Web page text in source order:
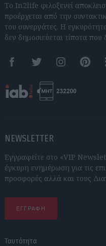
Το In2life φιλοξενεί
προέρχεται από την
του συνεργάτες. Η
δεν δημοσιεύεται τίποτα που
FacebookTwitter Instagram
NEWSLETTER
Εγγραφείτε στο «VIP
έγκυρη ενημέρωση για τις
προσφορές αλλά και τους
ΕΓΓΡΑΦΗ
Ταυτότητα